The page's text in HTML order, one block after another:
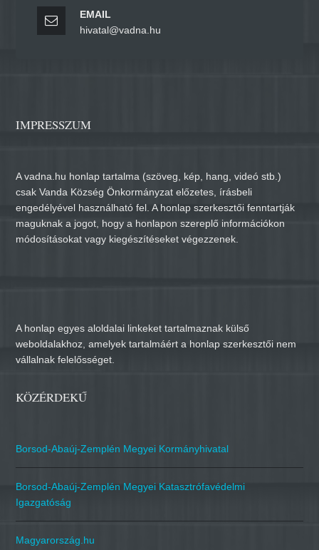
EMAIL
hivatal@vadna.hu
IMPRESSZUM
A vadna.hu honlap tartalma (szöveg, kép, hang, videó stb.)
csak Vanda Község Önkormányzat előzetes, írásbeli
engedélyével használható fel. A honlap szerkesztői fenntartják
maguknak a jogot, hogy a honlapon szereplő információkon
módosításokat vagy kiegészítéseket végezzenek.
A honlap egyes aloldalai linkeket tartalmaznak külső
weboldalakhoz, amelyek tartalmáért a honlap szerkesztői nem
vállalnak felelősséget.
KÖZÉRDEKŰ
Borsod-Abaúj-Zemplén Megyei Kormányhivatal
Borsod-Abaúj-Zemplén Megyei Katasztrófavédelmi
Igazgatóság
Magyarország.hu